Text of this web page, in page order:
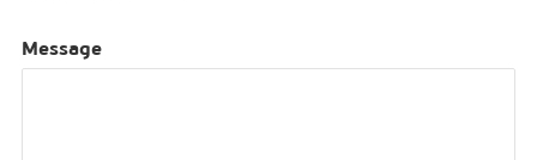
Message